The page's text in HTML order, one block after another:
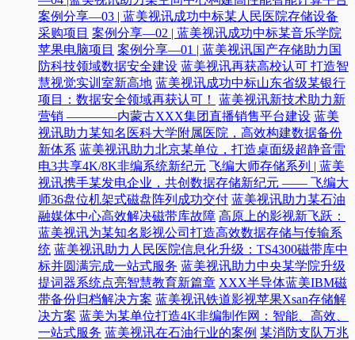
案例分享—03 | 蓝美视讯成功中标某人民医院存储设备
采购项目 案例分享—02 | 蓝美视讯成功中标某音乐学院
苹果电脑项目 案例分享—01 | 蓝美视讯国产存储助力国
防科技领域数据安全建设 蓝美视讯再获高校认可 打造智
慧视觉实训室新高地 蓝美视讯成功中标山东省级某银行
项目：数据安全领域再获认可！
蓝美视讯新技术助力新
营销 ————内蒙古XXX集团直播销售平台建设 蓝美
视讯助力某知名医科大学附属医院，高效构建数据备份
新体系 蓝美视讯助力北京某单位，打造桌面级超静音雷
电3共享4K/8K非编系统新纪元 飞编大师存储系列 | 蓝美
视讯携手某发电企业，共创数据存储新纪元 —— 飞编大
师36盘位机架式磁盘阵列成功交付 蓝美视讯助力某石油
融媒体中心高效解决磁带库故障 高原上的影视新飞跃：
蓝美视讯为某知名影视公司打造高效数据存储与传输系
统 蓝美视讯助力人民医院信息化升级：TS4300磁带库中
标并圆满完成一站式服务 蓝美视讯助力中央某学院升级
提词器系统点亮智慧教育新篇章 XXX半导体蓝美IBM磁
带备份归档解决方案 蓝美视讯铁道影视苹果Xsan存储解
决方案 蓝美为某单位打造4K非编制作网：智能、高效、
一站式服务 蓝美视讯在石油行业的案例 某消防支队万兆